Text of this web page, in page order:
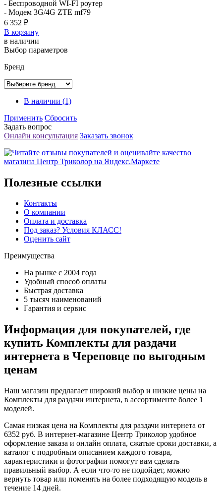
- Беспроводной WI-FI роутер
- Модем 3G/4G ZTE mf79
6 352 ₽
В корзину
в наличии
Выбор параметров
Бренд
В наличии (1)
Применить Сбросить
Задать вопрос
Онлайн консультация Заказать звонок
Полезные ссылки
Контакты
О компании
Оплата и доставка
Под заказ? Условия КЛАСС!
Оценить сайт
Преимущества
На рынке с 2004 года
Удобный способ оплаты
Быстрая доставка
5 тысяч наименований
Гарантия и сервис
Информация для покупателей, где
купить Комплекты для раздачи
интернета в Череповце по выгодным
ценам
Наш магазин предлагает широкий выбор и низкие цены на
Комплекты для раздачи интернета, в ассортименте более 1
моделей.
Самая низкая цена на Комплекты для раздачи интернета от
6352 руб. В интернет-магазине Центр Триколор удобное
оформление заказа и онлайн оплата, сжатые сроки доставки, а
каталог с подробным описанием каждого товара,
характеристики и фотографии помогут вам сделать
правильный выбор. А если что-то не подойдет, можно
вернуть товар или поменять на более подходящую модель в
течение 14 дней.